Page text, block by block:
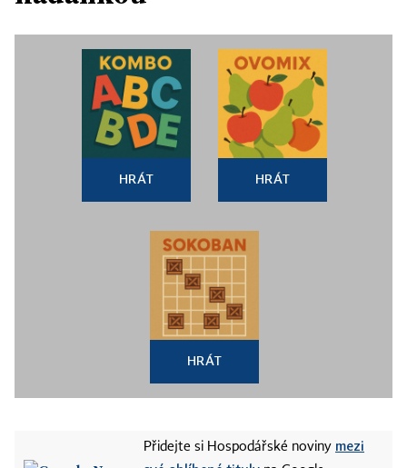
HRÁT HRÁT
HRÁT
Přidejte si Hospodářské noviny mezi